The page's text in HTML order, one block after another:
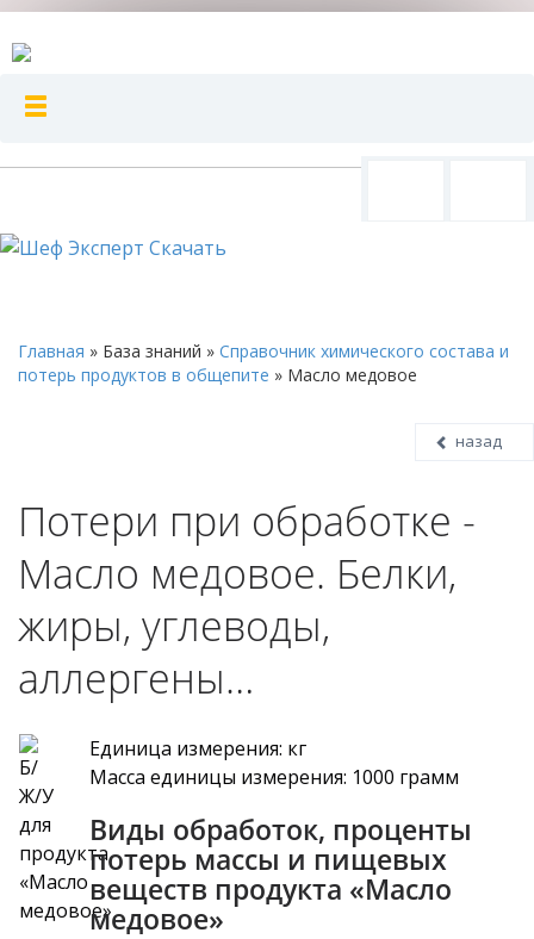
Главная » База знаний » Справочник химического состава и
потерь продуктов в общепите » Масло медовое
назад
Потери при обработке -
Масло медовое. Белки,
жиры, углеводы,
аллергены…
Единица измерения: кг
Масса единицы измерения: 1000 грамм
Виды обработок, проценты
потерь массы и пищевых
веществ продукта «Масло
медовое»